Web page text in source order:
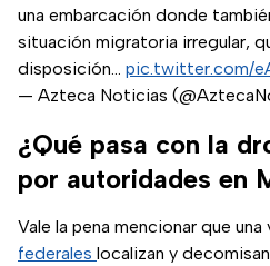
una embarcación donde
situación migratoria irregular,
disposición… pic.twitter.com/
— Azteca Noticias
¿Qué pasa con la
por autoridades en
Vale la pena mencionar que una
federales localizan y decomisan